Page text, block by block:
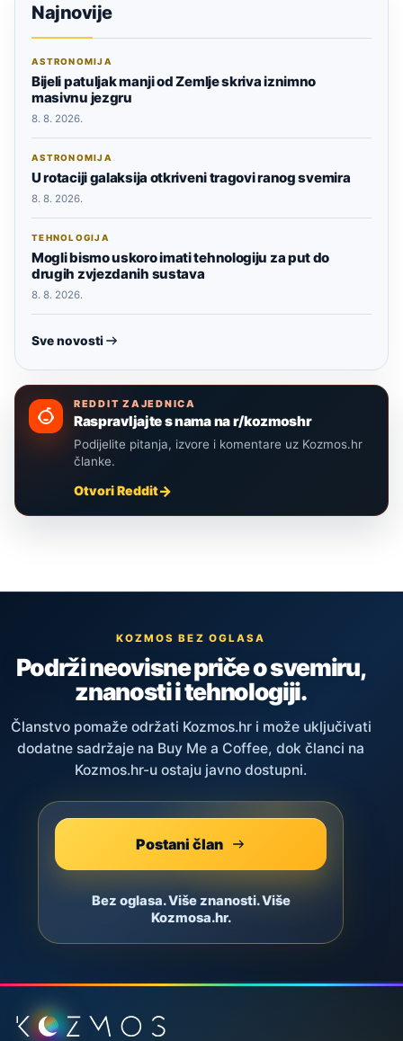
Najnovije
ASTRONOMIJA
Bijeli patuljak manji od Zemlje skriva iznimno
masivnu jezgru
8. 8. 2026.
ASTRONOMIJA
U rotaciji galaksija otkriveni tragovi ranog svemira
8. 8. 2026.
TEHNOLOGIJA
Mogli bismo uskoro imati tehnologiju za put do
drugih zvjezdanih sustava
8. 8. 2026.
Sve novosti
REDDIT ZAJEDNICA
Raspravljajte s nama na r/kozmoshr
Podijelite pitanja, izvore i komentare uz Kozmos.hr
članke.
Otvori Reddit
KOZMOS BEZ OGLASA
Podrži neovisne priče o svemiru,
znanosti i tehnologiji.
Članstvo pomaže održati Kozmos.hr i može uključivati
dodatne sadržaje na Buy Me a Coffee, dok članci na
Kozmos.hr-u ostaju javno dostupni.
Postani član
Bez oglasa. Više znanosti. Više
Kozmosa.hr.
Podnožje stranice